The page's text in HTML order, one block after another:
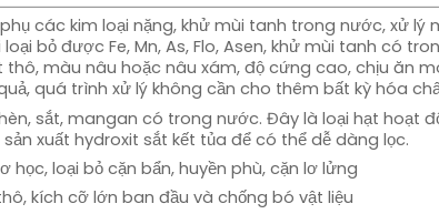
các kim loại nặng, khử mùi tanh trong nước, xử
bỏ được Fe, Mn, As, Flo, Asen, khử mùi tanh có
màu nâu hoặc nâu xám, độ cứng cao, chịu ăn
quá trình xử lý không cần cho thêm bất kỳ hóa
sắt, mangan có trong nước. Đây là loại hạt
xuất hydroxit sắt kết tủa để có thể dễ dàng lọc.
loại bỏ cặn bẩn, huyền phù, cặn lơ lửng
kích cỡ lớn ban đầu và chống bó vật liệu